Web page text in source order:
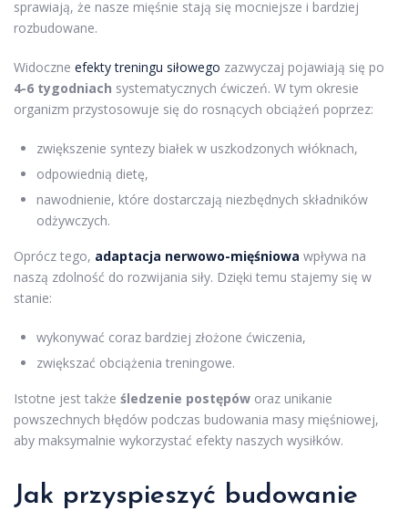
sprawiają, że nasze mięśnie stają się mocniejsze i bardziej
rozbudowane.
Widoczne efekty treningu siłowego zazwyczaj pojawiają się po
4-6 tygodniach systematycznych ćwiczeń. W tym okresie
organizm przystosowuje się do rosnących obciążeń poprzez:
zwiększenie syntezy białek w uszkodzonych włóknach,
odpowiednią dietę,
nawodnienie, które dostarczają niezbędnych składników
odżywczych.
Oprócz tego, adaptacja nerwowo-mięśniowa wpływa na
naszą zdolność do rozwijania siły. Dzięki temu stajemy się w
stanie:
wykonywać coraz bardziej złożone ćwiczenia,
zwiększać obciążenia treningowe.
Istotne jest także śledzenie postępów oraz unikanie
powszechnych błędów podczas budowania masy mięśniowej,
aby maksymalnie wykorzystać efekty naszych wysiłków.
Jak przyspieszyć budowanie